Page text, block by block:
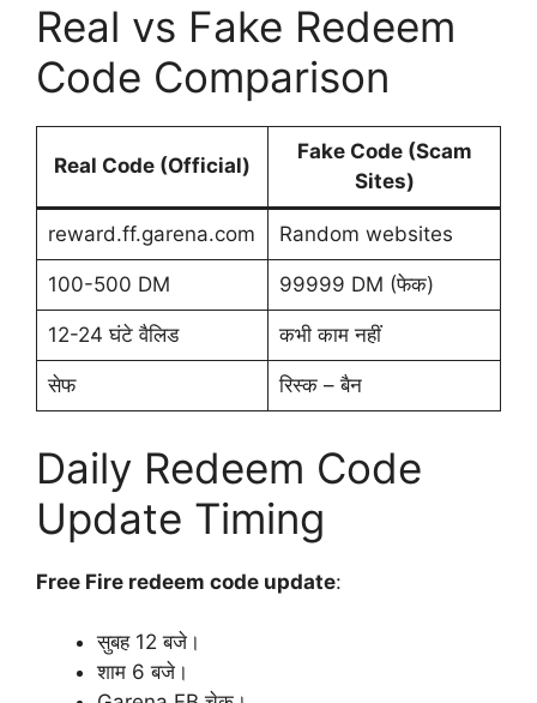
Real vs Fake Redeem
Code Comparison
Real Code (Official)
Fake Code (Scam
Sites)
reward.ff.garena.com Random websites
100-500 DM 99999 DM (फेक)
12-24 घंटे वैलिड कभी काम नहीं
सेफ रिस्क – बैन
Daily Redeem Code
Update Timing
Free Fire redeem code update:
सुबह 12 बजे।
शाम 6 बजे।